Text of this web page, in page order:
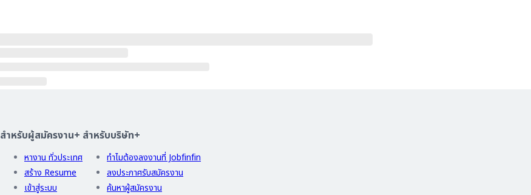
สำหรับผู้สมัครงาน+
หางาน ทั่วประเทศ
สร้าง Resume
เข้าสู่ระบบ
สำหรับบริษัท+
ทำไมต้องลงงานที่ Jobfinfin
ลงประกาศรับสมัครงาน
ค้นหาผู้สมัครงาน